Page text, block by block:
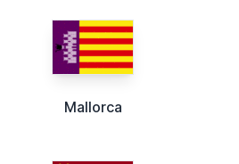
Mallorca